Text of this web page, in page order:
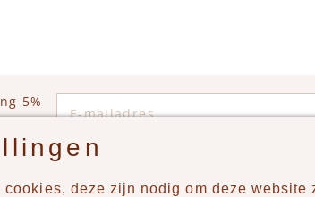
5%
cookies, deze zijn nodig om deze